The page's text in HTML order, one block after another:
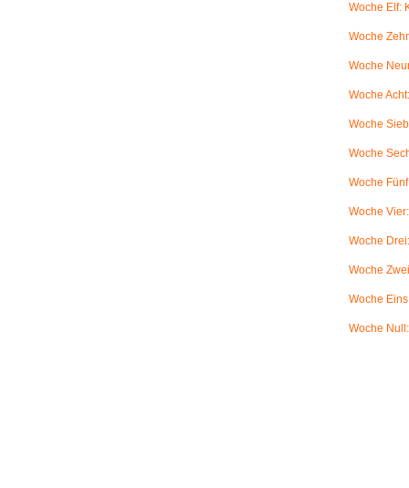
Woche Elf:
Woche
Woche
Woche
Woche
Woche
Woche
Woche
Woche
Woche
Woche
Woche